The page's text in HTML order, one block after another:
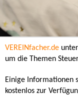
VEREINfacher.de
um die Themen
Einige Informationen
kostenlos zur